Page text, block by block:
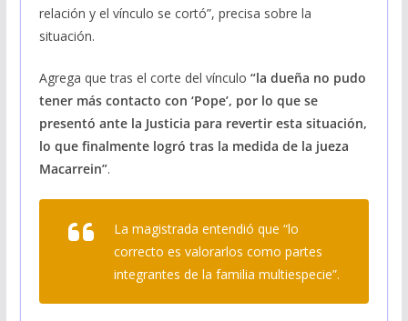
relación y el vínculo se cortó”, precisa sobre la
situación.
Agrega que tras el corte del vínculo “la dueña no pudo
tener más contacto con ‘Pope’, por lo que se
presentó ante la Justicia para revertir esta situación,
lo que finalmente logró tras la medida de la jueza
Macarrein”.
La magistrada entendió que “lo
correcto es valorarlos como partes
integrantes de la familia multiespecie”.